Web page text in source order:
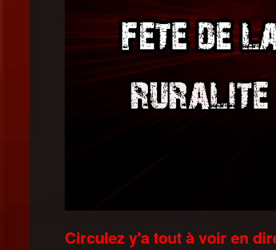
Circulez y'a tout à voir en